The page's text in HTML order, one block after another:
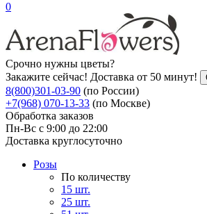
0
Срочно нужны цветы?
Закажите сейчас! Доставка от 50 минут!
8(800)301-03-90 (по России)
+7(968) 070-13-33 (по Москве)
Обработка заказов
Пн-Вс с 9:00 до 22:00
Доставка круглосуточно
Розы
По количеству
15 шт.
25 шт.